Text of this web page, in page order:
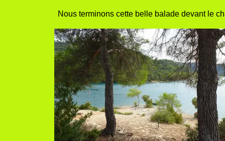
Nous terminons cette belle balade devant le